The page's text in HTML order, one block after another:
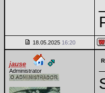
18.05.2025 16:20
jause
Administrator